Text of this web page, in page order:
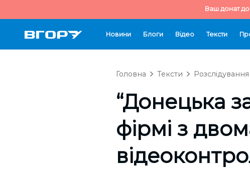
Ваш донат
Новини Блоги Відео Тексти
Головна Тексти Розслідування
“Донецька
фірмі з